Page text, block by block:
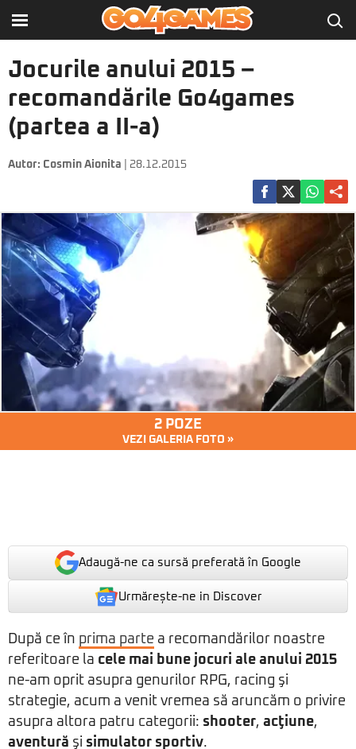
Jocurile anului 2015 –
recomandările Go4games
(partea a II-a)
Autor: Cosmin Aionita | 28.12.2015
2 POZE
VEZI GALERIA FOTO »
Adaugă-ne ca sursă preferată în Google
Urmărește-ne in Discover
După ce în prima parte a recomandărilor noastre
referitoare la cele mai bune jocuri ale anului 2015
ne-am oprit asupra genurilor RPG, racing şi
strategie, acum a venit vremea să aruncăm o privire
asupra altora patru categorii: shooter, acţiune,
aventură şi simulator sportiv.